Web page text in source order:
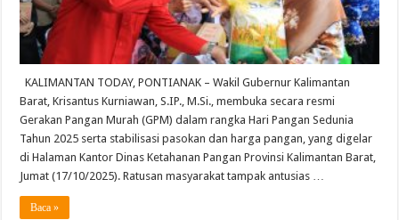
KALIMANTAN TODAY, PONTIANAK – Wakil Gubernur Kalimantan
Barat, Krisantus Kurniawan, S.IP., M.Si., membuka secara resmi
Gerakan Pangan Murah (GPM) dalam rangka Hari Pangan Sedunia
Tahun 2025 serta stabilisasi pasokan dan harga pangan, yang digelar
di Halaman Kantor Dinas Ketahanan Pangan Provinsi Kalimantan Barat,
Jumat (17/10/2025). Ratusan masyarakat tampak antusias …
Baca »